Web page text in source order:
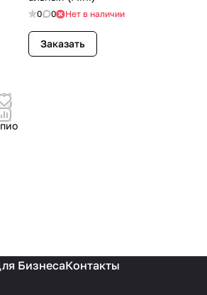
0 0 Нет в наличии
Заказать
БизнесаКонтакты